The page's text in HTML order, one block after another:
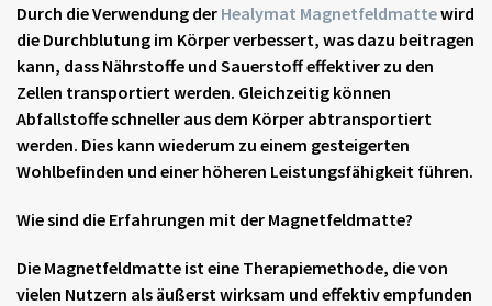
Durch die Verwendung der Healymat Magnetfeldmattewird
die Durchblutung im Körper verbessert, was dazu beitragen
kann, dass Nährstoffe und Sauerstoff effektiver zu den
Zellen transportiert werden. Gleichzeitig können
Abfallstoffe schneller aus dem Körper abtransportiert
werden. Dies kann wiederum zu einem gesteigerten
Wohlbefinden und einer höheren Leistungsfähigkeit führen.
Wie sind die Erfahrungen mit der Magnetfeldmatte?
Die Magnetfeldmatte ist eine Therapiemethode, die von
vielen Nutzern als äußerst wirksam und effektiv empfunden